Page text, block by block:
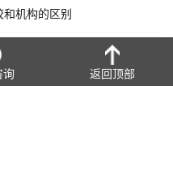
机构的区别
推荐
询 返回顶部